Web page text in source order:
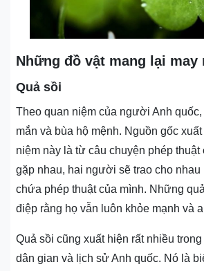
Những đồ vật mang lại may
Quả sồi
Theo quan niệm của người Anh
mắn và bùa hộ mệnh. Nguồn gốc
niệm này là từ câu chuyện phép thuật
gặp nhau, hai người sẽ trao cho nhau
chứa phép thuật của mình. Những
điệp rằng họ vẫn luôn khỏe mạnh và
Quả sồi cũng xuất hiện rất nhiều
dân gian và lịch sử Anh quốc. Nó là